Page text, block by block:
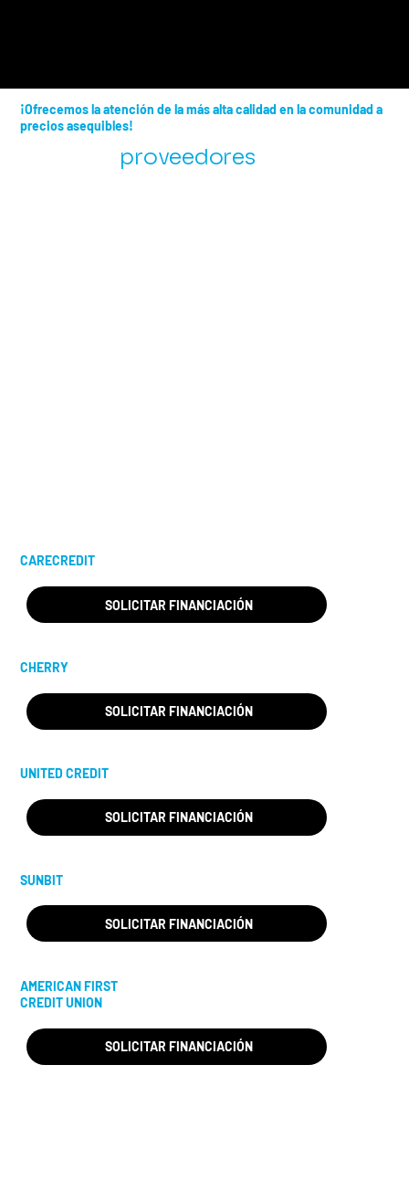
¡Ofrecemos la atención de la más alta calidad en la comunidad a
precios asequibles!
proveedores
CARECREDIT
SOLICITAR FINANCIACIÓN
CHERRY
SOLICITAR FINANCIACIÓN
UNITED CREDIT
SOLICITAR FINANCIACIÓN
SUNBIT
SOLICITAR FINANCIACIÓN
AMERICAN FIRST
CREDIT UNION
SOLICITAR FINANCIACIÓN